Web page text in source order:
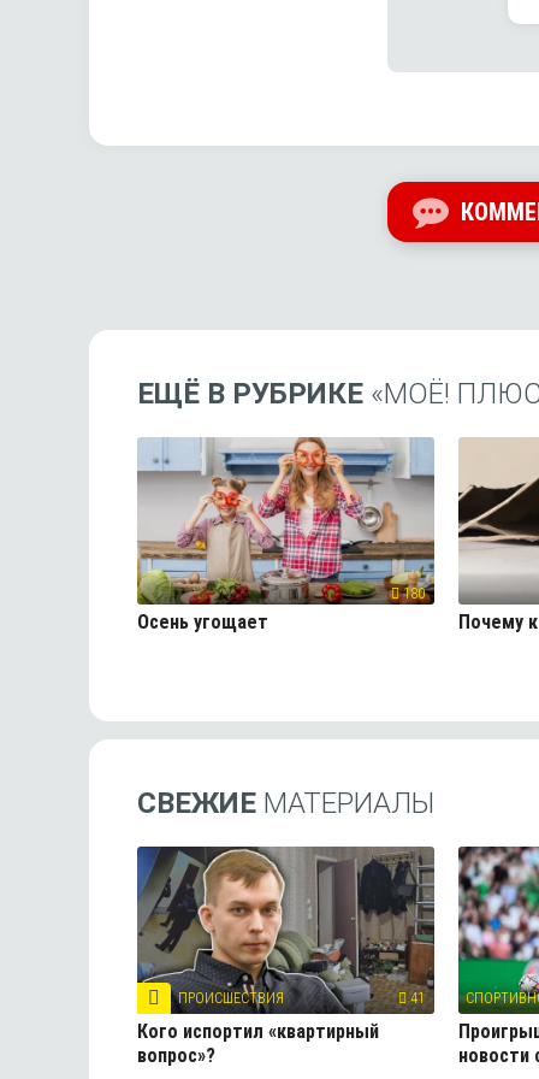
ЕЩЁ В РУБРИКЕ «МОЁ!
180
Осень угощает Почему
СВЕЖИЕ МАТЕРИАЛЫ
ПРОИСШЕСТВИЯ 41
Кого испортил «квартирный
вопрос»?
новости